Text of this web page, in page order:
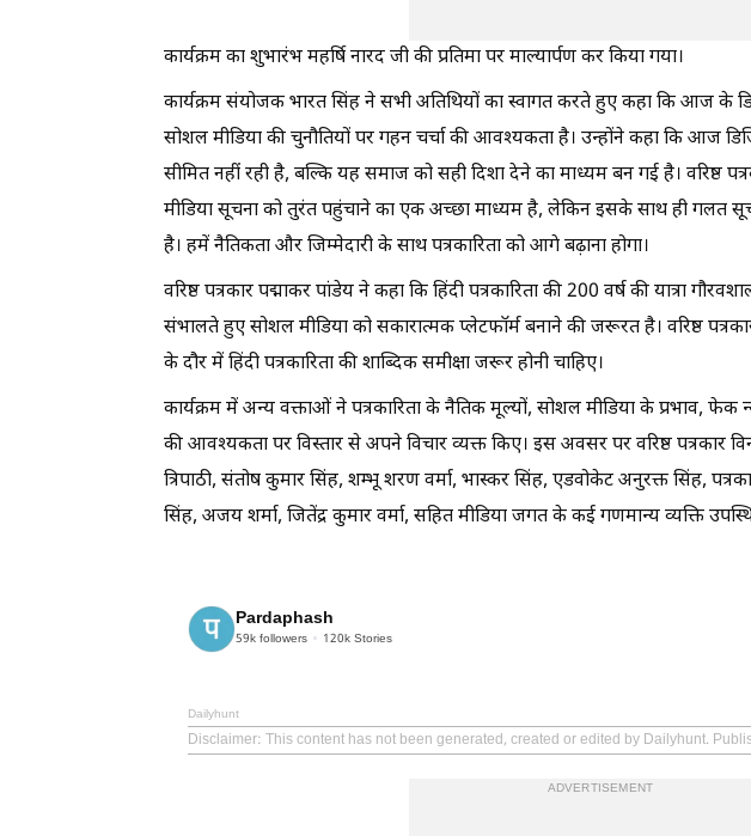
कार्यक्रम का शुभारंभ महर्षि नारद जी की प्रतिमा पर माल्यार्पण कर किया गया।
कार्यक्रम संयोजक भारत सिंह ने सभी अतिथियों का स्वागत करते हुए कहा कि आज के
सोशल मीडिया की चुनौतियों पर गहन चर्चा की आवश्यकता है। उन्होंने कहा कि आज
सीमित नहीं रही है, बल्कि यह समाज को सही दिशा देने का माध्यम बन गई है। वरिष्ठ
मीडिया सूचना को तुरंत पहुंचाने का एक अच्छा माध्यम है, लेकिन इसके साथ ही गलत
है। हमें नैतिकता और जिम्मेदारी के साथ पत्रकारिता को आगे बढ़ाना होगा।
वरिष्ठ पत्रकार पद्माकर पांडेय ने कहा कि हिंदी पत्रकारिता की 200 वर्ष की यात्रा
संभालते हुए सोशल मीडिया को सकारात्मक प्लेटफॉर्म बनाने की जरूरत है। वरिष्ठ
के दौर में हिंदी पत्रकारिता की शाब्दिक समीक्षा जरूर होनी चाहिए।
कार्यक्रम में अन्य वक्ताओं ने पत्रकारिता के नैतिक मूल्यों, सोशल मीडिया के प्रभाव, फेक
की आवश्यकता पर विस्तार से अपने विचार व्यक्त किए। इस अवसर पर वरिष्ठ पत्रकार
त्रिपाठी, संतोष कुमार सिंह, शम्भू शरण वर्मा, भास्कर सिंह, एडवोकेट अनुरक्त सिंह,
सिंह, अजय शर्मा, जितेंद्र कुमार वर्मा, सहित मीडिया जगत के कई गणमान्य व्यक्ति
Pardaphash
59k followers 120k Stories
Dailyhunt
Disclaimer: This content has not been generated, created or edited by Dailyhunt.
ADVERTISEMENT